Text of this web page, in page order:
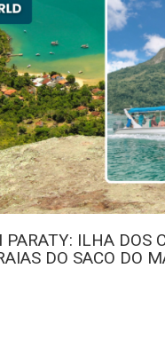
ILHA DOS
DO SACO DO